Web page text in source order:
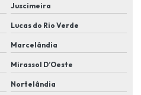
Juscimeira
Lucas do Rio Verde
Marcelândia
Mirassol D’Oeste
Nortelândia